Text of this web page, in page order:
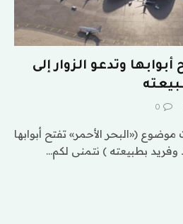
وتدعو الزوار إلى
0
(«البحر الأحمر» تفتح أبوابها
وفريد بطبيعته ) نتمنى لكم…